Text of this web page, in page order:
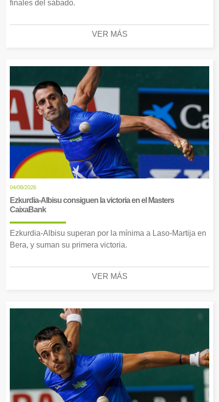
finales del sábado.
VER MÁS
04/08/2026
Ezkurdia-Albisu consiguen la victoria en el Masters
CaixaBank
Ezkurdia-Albisu superan por la mínima a Laso-Martija en
Bera, y suman su primera victoria.
VER MÁS